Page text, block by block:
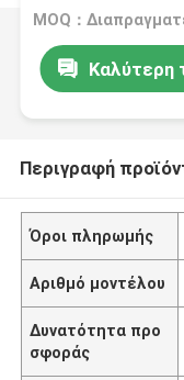
Καλύτερη
Περιγραφή
Όροι πληρωμής
Αριθμό μοντέλου
Δυνατότητα προ
σφοράς